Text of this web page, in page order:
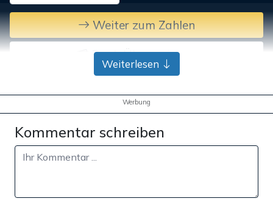
Weiter zum Zahlen
Bank-Überweisung
Weiterlesen
Werbung
Kommentar schreiben